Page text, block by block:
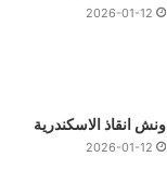
2026-01-12
ونش انقاذ الاسكندرية
2026-01-12